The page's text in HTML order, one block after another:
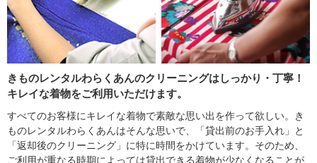
きものレンタルわらくあんのクリーニングはしっかり・丁寧！
キレイな着物をご利用いただけます。
すべてのお客様にキレイな着物で素敵な思い出を作って欲しい。き
ものレンタルわらくあんはそんな思いで、「貸出前のお手入れ」と
「返却後のクリーニング」に特に時間をかけています。そのため、
ご利用が重なる時期によっては貸出できる着物が少なくなることが